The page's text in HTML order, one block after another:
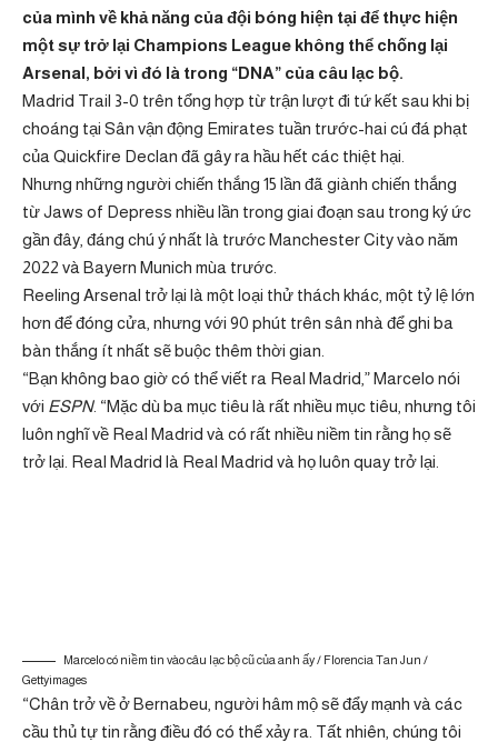
của mình về khả năng của đội bóng hiện tại để thực hiện
một sự trở lại Champions League không thể chống lại
Arsenal, bởi vì đó là trong “DNA” của câu lạc bộ.
Madrid Trail 3-0 trên tổng hợp từ trận lượt đi tứ kết sau khi bị
choáng tại Sân vận động Emirates tuần trước-hai cú đá phạt
của Quickfire Declan đã gây ra hầu hết các thiệt hại.
Nhưng những người chiến thắng 15 lần đã giành chiến thắng
từ Jaws of Depress nhiều lần trong giai đoạn sau trong ký ức
gần đây, đáng chú ý nhất là trước Manchester City vào năm
2022 và Bayern Munich mùa trước.
Reeling Arsenal trở lại là một loại thử thách khác, một tỷ lệ lớn
hơn để đóng cửa, nhưng với 90 phút trên sân nhà để ghi ba
bàn thắng ít nhất sẽ buộc thêm thời gian.
“Bạn không bao giờ có thể viết ra Real Madrid,” Marcelo nói
với ESPN. “Mặc dù ba mục tiêu là rất nhiều mục tiêu, nhưng tôi
luôn nghĩ về Real Madrid và có rất nhiều niềm tin rằng họ sẽ
trở lại. Real Madrid là Real Madrid và họ luôn quay trở lại.
Marcelo có niềm tin vào câu lạc bộ cũ của anh ấy / Florencia Tan Jun /
Gettyimages
“Chân trở về ở Bernabeu, người hâm mộ sẽ đẩy mạnh và các
cầu thủ tự tin rằng điều đó có thể xảy ra. Tất nhiên, chúng tôi